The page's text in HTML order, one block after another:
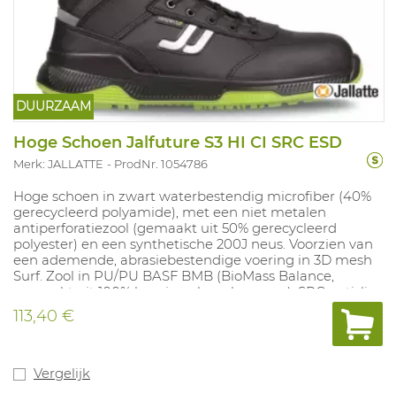
DUURZAAM
Hoge Schoen Jalfuture S3 HI CI SRC ESD
Merk: JALLATTE ProdNr. 1054786
Hoge schoen in zwart waterbestendig microfiber (40%
gerecycleerd polyamide), met een niet metalen
antiperforatiezool (gemaakt uit 50% gerecycleerd
polyester) en een synthetische 200J neus. Voorzien van
een ademende, abrasiebestendige voering in 3D mesh
Surf. Zool in PU/PU BASF BMB (BioMass Balance,
gemaakt uit 100% hernieuwbare bronnen), SRC antislip,
bestand tegen oliën en zuren. Uitneembare
geperforeerde inlegzool Maxi-Soft Duo Green
samengesteld uit een laag PU Dynamic van BASF® met
BioMass Balance Elastopan, dit verbetert de
113,40 €
Vergelijk